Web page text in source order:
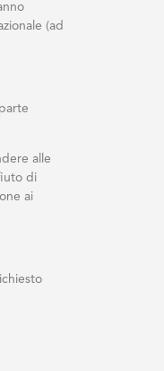
(ad
alle
di
ai